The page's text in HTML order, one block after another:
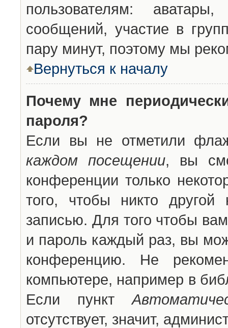
пользователям:
сообщений, участие в
пару минут, поэтому мы
Вернуться к началу
Почему мне
пароля?
Если вы не отметили
каждом посещении, вы
конференции только
того, чтобы никто другой
записью. Для того чтобы
и пароль каждый раз, вы
конференцию. Не
компьютере, например в
Если пункт
отсутствует, значит,